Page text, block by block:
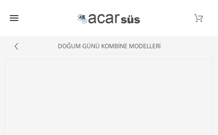
DOĞUM GÜNÜ KOMBİNE MODELLERİ